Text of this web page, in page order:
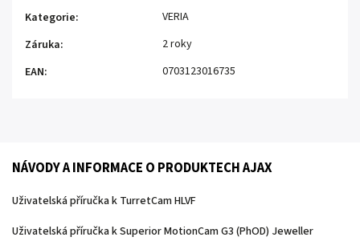
Kategorie:
VERIA
Záruka:
2 roky
EAN: 0703123016735
NÁVODY A INFORMACE O PRODUKTECH AJAX
Uživatelská příručka k TurretCam HLVF
Uživatelská příručka k Superior MotionCam G3 (PhOD) Jeweller